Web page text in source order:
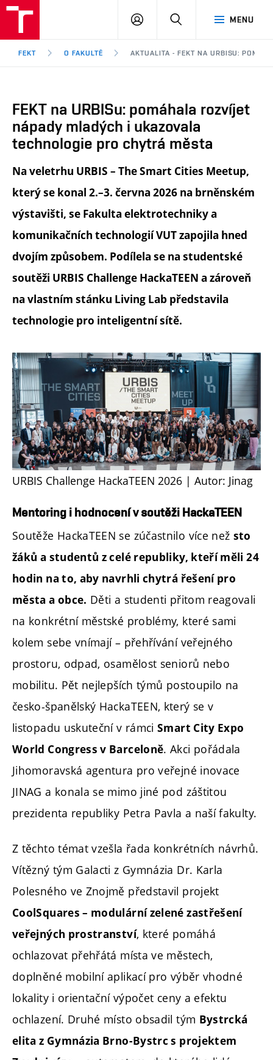
Brno
MENU
PŘIHLÁSIT
FEKT O FAKULTĚ AKTUALITA - FEKT NA URBISU:
FEKT na URBISu: pomáhala rozvíjet
nápady mladých i ukazovala
technologie pro chytrá města
Na veletrhu URBIS – The Smart Cities Meetup,
který se konal 2.–3. června 2026 na brněnském
výstavišti, se Fakulta elektrotechniky a
komunikačních technologií VUT zapojila hned
dvojím způsobem. Podílela se na studentské
soutěži URBIS Challenge HackaTEEN a zároveň
na vlastním stánku Living Lab představila
technologie pro inteligentní sítě.
URBIS Challenge HackaTEEN 2026 | Autor: Jinag
Mentoring i hodnocení v soutěži HackaTEEN
Soutěže HackaTEEN se zúčastnilo více než sto
žáků a studentů z celé republiky, kteří měli 24
hodin na to, aby navrhli chytrá řešení pro
města a obce. Děti a studenti přitom reagovali
na konkrétní městské problémy, které sami
kolem sebe vnímají – přehřívání veřejného
prostoru, odpad, osamělost seniorů nebo
mobilitu. Pět nejlepších týmů postoupilo na
česko-španělský HackaTEEN, který se v
listopadu uskuteční v rámciSmart City Expo
World Congress v Barceloně. Akci pořádala
Jihomoravská agentura pro veřejné inovace
JINAG a konala se mimo jiné pod záštitou
prezidenta republiky Petra Pavla a naší fakulty.
Z těchto témat vzešla řada konkrétních návrhů.
Vítězný tým Galacti z Gymnázia Dr. Karla
Polesného ve Znojmě představil projekt
CoolSquares – modulární zelené zastřešení
veřejných prostranství, které pomáhá
ochlazovat přehřátá místa ve městech,
doplněné mobilní aplikací pro výběr vhodné
lokality i orientační výpočet ceny a efektu
ochlazení. Druhé místo obsadil tým Bystrcká
elita z Gymnázia Brno-Bystrc s projektem